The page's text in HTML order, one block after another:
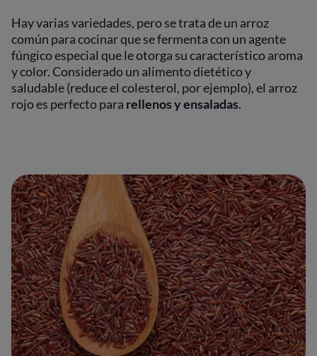
Hay varias variedades, pero se trata de un arroz
común para cocinar que se fermenta con un agente
fúngico especial que le otorga su característico aroma
y color. Considerado un alimento dietético y
saludable (reduce el colesterol, por ejemplo), el arroz
rojo es perfecto para rellenos y ensaladas.